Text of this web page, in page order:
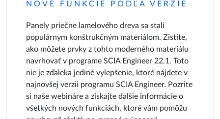
NOVÉ FUNKCIE PODĽA VERZIE
Panely priečne lamelového dreva sa stali
populárnym konštrukčným materiálom. Zistite,
ako môžete prvky z tohto moderného materiálu
navrhovať v programe SCIA Engineer 22.1. Toto
nie je zďaleka jediné vylepšenie, ktoré nájdete v
najnovšej verzii programu SCIA Engineer. Pozrite
si naše webináre a získajte ďalšie informácie o
všetkých nových funkciách, ktoré vám pomôžu